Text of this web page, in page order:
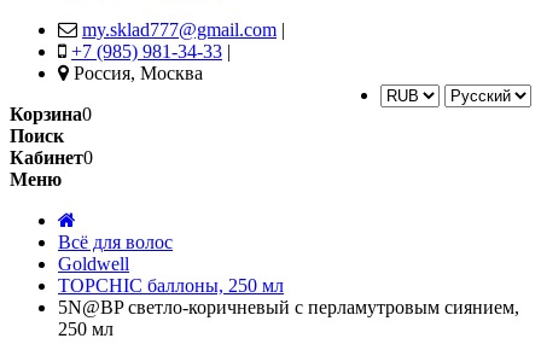
my.sklad777@gmail.com |
+7 (985) 981-34-33 |
Россия, Москва
Корзина0
Поиск
Кабинет0
Меню
Всё для волос
Goldwell
TOPCHIC баллоны, 250 мл
5N@BP светло-коричневый с перламутровым сиянием,
250 мл